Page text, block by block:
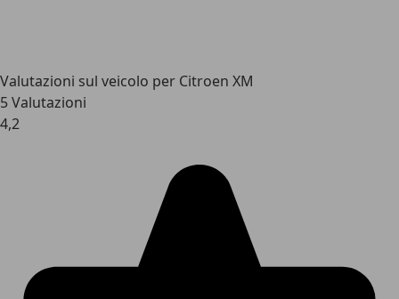
Valutazioni sul veicolo per Citroen XM
5 Valutazioni
4,2